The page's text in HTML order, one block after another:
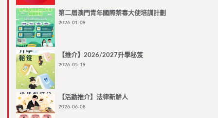
第二屆澳門青年國際禁毒大使培訓計劃
2026-01-09
【推介】2026/2027升學秘笈
2026-05-19
【活動推介】法律新鮮人
2026-06-08